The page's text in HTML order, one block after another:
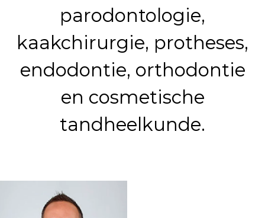
9
parodontologie,
kaakchirurgie, protheses,
endodontie, orthodontie
en cosmetische
tandheelkunde.